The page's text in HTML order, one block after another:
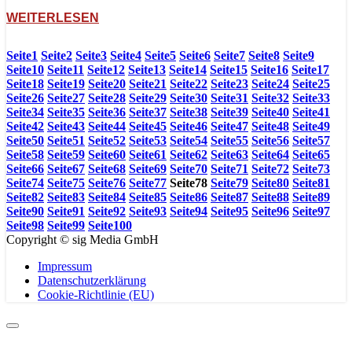
WEITERLESEN
Seite1 Seite2 Seite3 Seite4 Seite5 Seite6 Seite7 Seite8 Seite9
Seite10 Seite11 Seite12 Seite13 Seite14 Seite15 Seite16 Seite17
Seite18 Seite19 Seite20 Seite21 Seite22 Seite23 Seite24 Seite25
Seite26 Seite27 Seite28 Seite29 Seite30 Seite31 Seite32 Seite33
Seite34 Seite35 Seite36 Seite37 Seite38 Seite39 Seite40 Seite41
Seite42 Seite43 Seite44 Seite45 Seite46 Seite47 Seite48 Seite49
Seite50 Seite51 Seite52 Seite53 Seite54 Seite55 Seite56 Seite57
Seite58 Seite59 Seite60 Seite61 Seite62 Seite63 Seite64 Seite65
Seite66 Seite67 Seite68 Seite69 Seite70 Seite71 Seite72 Seite73
Seite74 Seite75 Seite76 Seite77 Seite78 Seite79 Seite80 Seite81
Seite82 Seite83 Seite84 Seite85 Seite86 Seite87 Seite88 Seite89
Seite90 Seite91 Seite92 Seite93 Seite94 Seite95 Seite96 Seite97
Seite98 Seite99 Seite100
Copyright © sig Media GmbH
Impressum
Datenschutzerklärung
Cookie-Richtlinie (EU)